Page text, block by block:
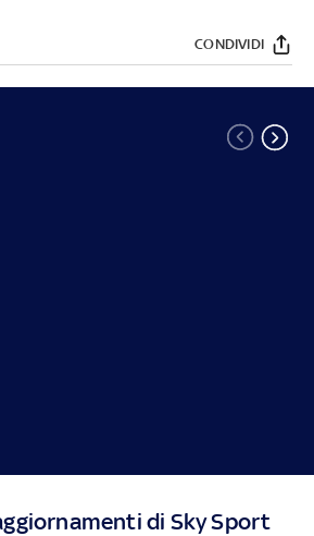
CONDIVIDI
di Sky Sport